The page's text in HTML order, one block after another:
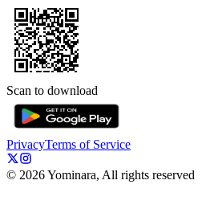
Scan to download
PrivacyTerms of Service
© 2026Yominara, All rights reserved